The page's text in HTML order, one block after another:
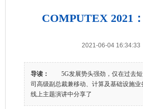
COMPUTEX 2021
2021-06-04
导读：
5G发展势头强劲，仅在过去短
司高级副总裁兼移动、计算及基础设施业
线上主题演讲中分享了